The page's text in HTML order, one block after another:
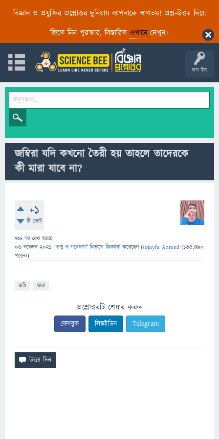
বিজ্ঞান ও প্রযুক্তির প্রশ্নোত্তর দুনিয়ায় আপনাকে স্বাগতম! প্রশ্ন-উত্তর দিয়ে
জিতে নিন পুরস্কার, বিস্তারিত এখানেদেখুন।
লগ ইন
জম্বিরা যদি কখনো তৈরী হয় তাহলে তাদেরকে
কী মারা যাবে না?
+1
টি ভোট
734 বার দেখা হয়েছে
06 নভেম্বর 2021 "তত্ত্ব ও গবেষণা" বিভাগে জিজ্ঞাসাকরেছেনHojayfa Ahmed (135,490
পয়েন্ট)
জম্বি মারা
প্রশ্নোত্তরটি শেয়ার করুন
ফেসবুক লিঙ্কইডিন Telegram